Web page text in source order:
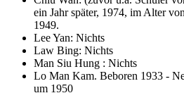
ein Jahr später, 1974, im Alter
1949.
Lee Yan: Nichts
Law Bing: Nichts
Man Siu Hung : Nichts
Lo Man Kam. Beboren 1933 -
um 1950